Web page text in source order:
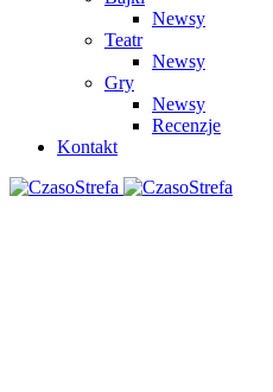
Newsy
Teatr
Newsy
Gry
Newsy
Recenzje
Kontakt